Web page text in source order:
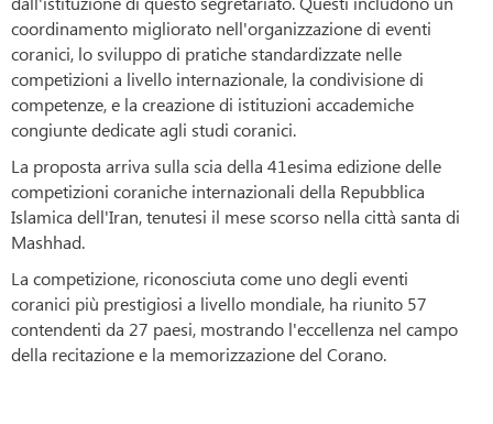
coordinamento migliorato nell'organizzazione di eventi
coranici, lo sviluppo di pratiche standardizzate nelle
competizioni a livello internazionale, la condivisione di
competenze, e la creazione di istituzioni accademiche
congiunte dedicate agli studi coranici.
La proposta arriva sulla scia della 41esima edizione delle
competizioni coraniche internazionali della Repubblica
Islamica dell'Iran, tenutesi il mese scorso nella città santa di
Mashhad.
La competizione, riconosciuta come uno degli eventi
coranici più prestigiosi a livello mondiale, ha riunito 57
contendenti da 27 paesi, mostrando l'eccellenza nel campo
della recitazione e la memorizzazione del Corano.